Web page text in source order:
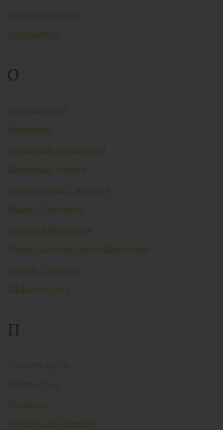
Номонетар олтин
Норезидент
О
Облигациялар
Овердрафт
Овердрафт кредитлари
Овердрафт лимити
Омма (жамоат) молияси
Омонат (Депозит)
Омонат дафтарчаси
Омонат/депозит сертификатлари
Онлайн тўловлар
Оффшор ҳудуд
П
Пластик карта
Претекстинг
Профицит
Пруденциал назорат